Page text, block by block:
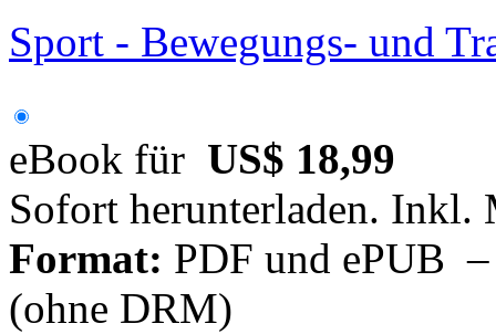
Sport - Bewegungs- und
eBook für US$ 18,99
Sofort herunterladen. Inkl.
Format: PDF und ePUB
(ohne DRM)